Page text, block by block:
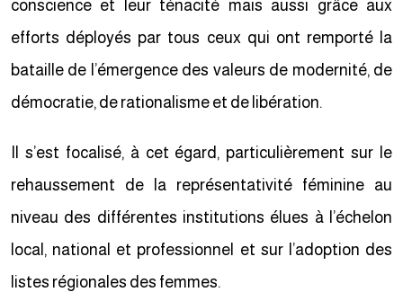
conscience et leur ténacité mais aussi grâce aux
efforts déployés par tous ceux qui ont remporté la
bataille de l’émergence des valeurs de modernité, de
démocratie, de rationalisme et de libération.
Il s’est focalisé, à cet égard, particulièrement sur le
rehaussement de la représentativité féminine au
niveau des différentes institutions élues à l’échelon
local, national et professionnel et sur l’adoption des
listes régionales des femmes.